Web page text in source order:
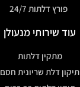
פורץ דלתות 24/7
עוד שירותי מנעולן
מתקין דלתות
תיקון דלת שריונית חסם